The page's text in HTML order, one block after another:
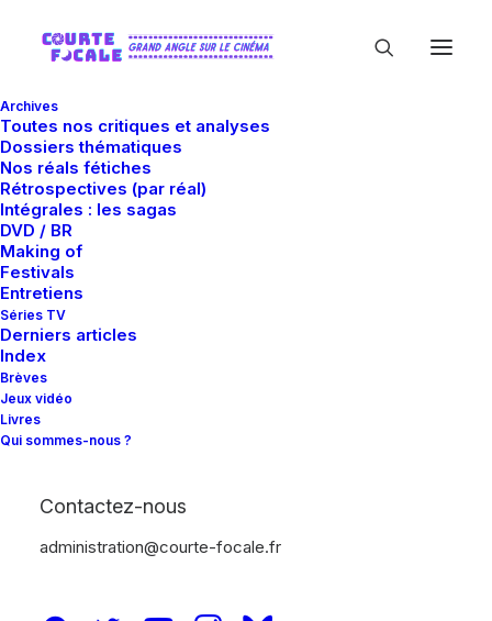
Archives
Toutes nos critiques et analyses
Dossiers thématiques
Nos réals fétiches
Rétrospectives (par réal)
Intégrales : les sagas
DVD / BR
Making of
Festivals
Entretiens
Séries TV
Derniers articles
Index
Brèves
Jeux vidéo
Livres
Qui sommes-nous ?
Contactez-nous
administration@courte-focale.fr